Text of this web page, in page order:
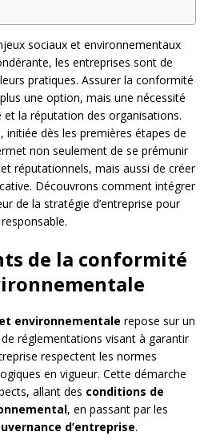
sociaux et environnementaux
les entreprises sont de
pratiques. Assurer la conformité
une option, mais une nécessité
la réputation des organisations.
initiée dès les premières étapes de
non seulement de se prémunir
réputationnels, mais aussi de créer
Découvrons comment intégrer
de la stratégie d’entreprise pour
de la conformité
environnementale repose sur un
réglementations visant à garantir
respectent les normes
en vigueur. Cette démarche
allant des conditions de
, en passant par les
d’entreprise.